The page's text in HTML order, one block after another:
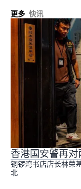
更多 快讯
香港国安警再
铜锣湾书店店长林荣
北